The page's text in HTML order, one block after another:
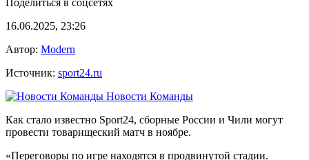
16.06.2025, 23:26
Автор: Modern
Источник: sport24.ru
Новости Команды
Как стало известно Sport24, сборные России и Чили могут
провести товарищеский матч в ноябре.
«Переговоры по игре находятся в продвинутой стадии.